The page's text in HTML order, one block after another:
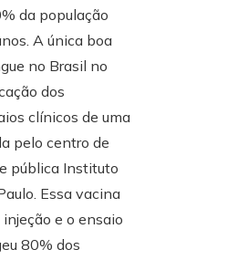
da população
A única boa
no Brasil no
dos
clínicos de uma
pelo centro de
pública Instituto
Essa vacina
e o ensaio
80% dos